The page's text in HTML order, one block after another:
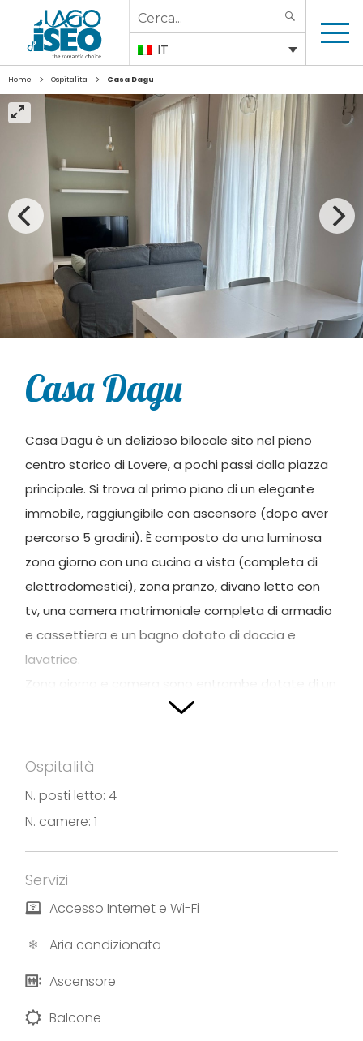
Search
for:
IT
Home > Ospitalita > Casa Dagu
Casa Dagu
Casa Dagu è un delizioso bilocale sito nel pieno
centro storico di Lovere, a pochi passi dalla piazza
principale. Si trova al primo piano di un elegante
immobile, raggiungibile con ascensore (dopo aver
percorso 5 gradini). È composto da una luminosa
zona giorno con una cucina a vista (completa di
elettrodomestici), zona pranzo, divano letto con
tv, una camera matrimoniale completa di armadio
e cassettiera e un bagno dotato di doccia e
lavatrice.
terrazzino con affaccio sul borgo.
piano terra una service room dove conferire i rifiuti.
E’ possibile inoltre noleggiare due biciclette.
Testo ed immagini forniti da Casa Dagu
Ospitalità
N. posti letto: 4
N. camere: 1
Servizi
Accesso Internet e Wi-Fi
Aria condizionata
Ascensore
Balcone